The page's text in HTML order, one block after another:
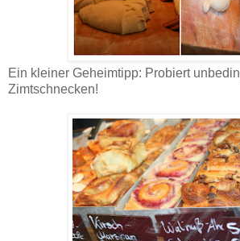
Ein kleiner Geheimtipp: Probiert
Zimtschnecken!